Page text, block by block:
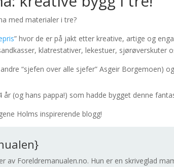
med materialer i tre?
” hvor de er på jakt etter kreative, artige og
klatrestativer, lekestuer, sjørøverskuter
“sjefen over alle sjefer” Asgeir Borgemoen)
år (og hans pappa!) som hadde bygget denne
Holms inspirerende blogg!
av Foreldremanualen.no. Hun er en skriveglad